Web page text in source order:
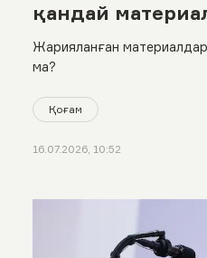
қандай
және
Жарияланған
ма?
Қоғам
16.07.2026, 10:52